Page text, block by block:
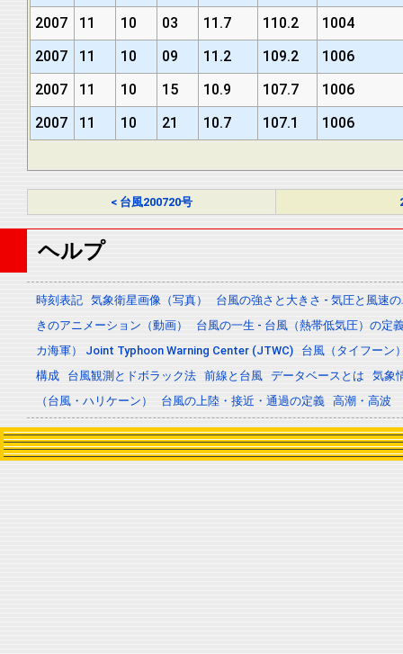
2007
11 10 03 11.7 110.2
1004
2007
11 10 09 11.2 109.2
1006
2007
11 10 15 10.9 107.7
1006
2007
11 10 21 10.7 107.1 1006
< 台風200720号
ヘルプ
時刻表記 気象衛星画像（写真）
台風の強さと大きさ - 気圧と風速
きのアニメーション（動画）
台風の一生 - 台風（熱帯低気圧）の定
カ海軍） Joint Typhoon Warning Center (JTWC)
台風（タイフーン
構成
台風観測とドボラック法 前線と台風 データベースとは
気象
（台風・ハリケーン）
台風の上陸・接近・通過の定義 高潮・高波